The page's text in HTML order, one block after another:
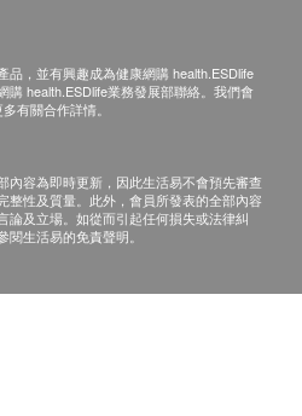
新生兒每1000 男嬰就有50
嬰便有4人患有此遺傳病。
貧基因，情況嚴重者胎兒會
止懷孕
品，並有興趣成為健康網購 health.ESDlife
購 health.ESDlife業務發展部聯絡。我們會
有關合作詳情。
內容為即時更新，因此生活易不會預先審查
整性及質量。此外，會員所發表的全部內容
論及立場。如從而引起任何損失或法律糾
生活易的免責聲明。